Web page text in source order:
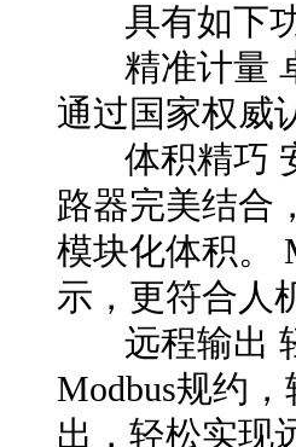
具有如下功
精准计量 卓
通过国家权威
体积精巧 安
路器完美结合
模块化体积。
示，更符合人
远程输出 轻
Modbus规约
出，轻松实现